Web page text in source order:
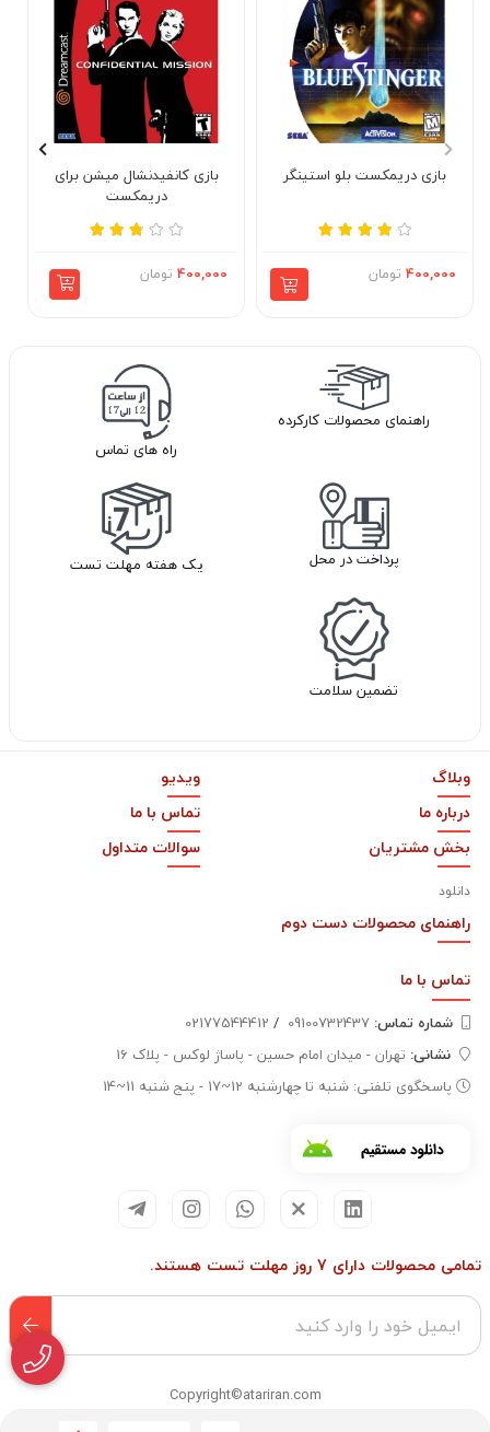
بازی دریمکست بلو استینگر
400,000 تومان
بازی کانفیدنشال میشن برای
دریمکست
400,000 تومان
راهنمای محصولات کارکرده
راه های تماس
پرداخت در محل یک هفته مهلت تست
تضمین سلامت
وبلاگ
ویدیو
درباره ما
تماس با ما
بخش مشتریان
دانلود
سوالات متداول
راهنمای محصولات دست دوم
تماس با ما
شماره تماس‌: /
02177544412
نشانی: تهران - میدان امام حسین - پاساژ لوکس - پلاک 16
پاسخگوی تلفنی: شنبه تا چهارشنبه 12~17 - پنج شنبه 11~14
تمامی محصولات دارای 7 روز مهلت تست هستند.
Copyright©atariran.com